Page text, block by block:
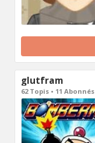
glutfram
62 Topis • 11 Abonnés